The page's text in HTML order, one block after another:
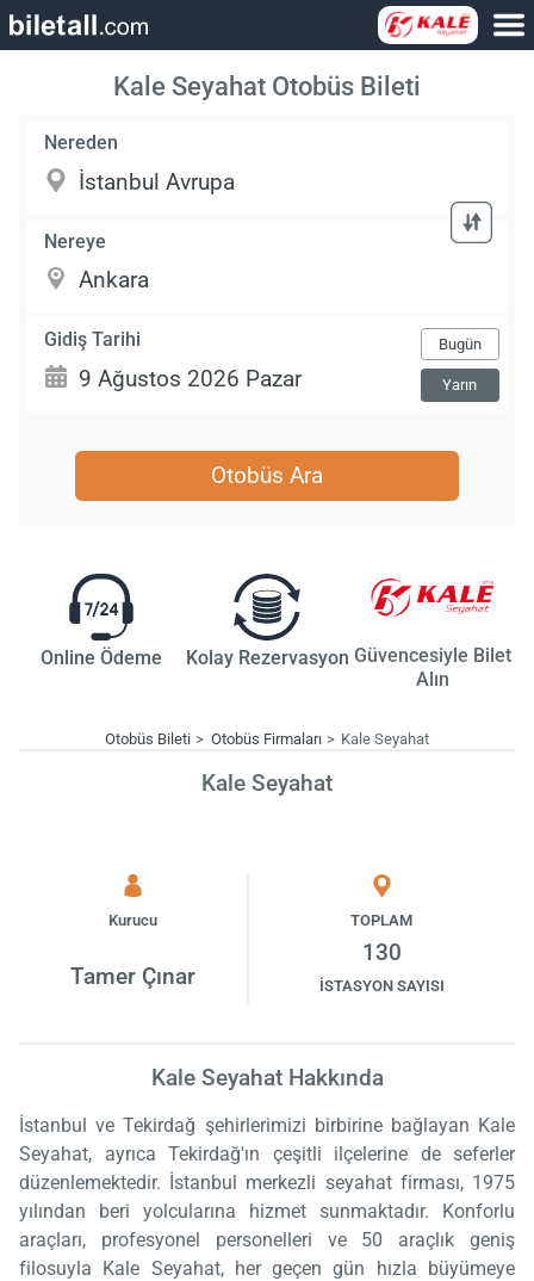
Kale Seyahat Otobüs Bileti
Nereden
Nereye
Gidiş Tarihi Bugün
Yarın
Otobüs Ara
Online Ödeme Kolay Rezervasyon Güvencesiyle Bilet
Alın
Otobüs Bileti Otobüs Firmaları Kale Seyahat
Kale Seyahat
Kurucu
Tamer Çınar
TOPLAM
130
İSTASYON SAYISI
Kale Seyahat Hakkında
İstanbul ve Tekirdağ şehirlerimizi birbirine bağlayan Kale
Seyahat, ayrıca Tekirdağ'ın çeşitli ilçelerine de seferler
düzenlemektedir. İstanbul merkezli seyahat firması, 1975
yılından beri yolcularına hizmet sunmaktadır. Konforlu
araçları, profesyonel personelleri ve 50 araçlık geniş
filosuyla Kale Seyahat, her geçen gün hızla büyümeye